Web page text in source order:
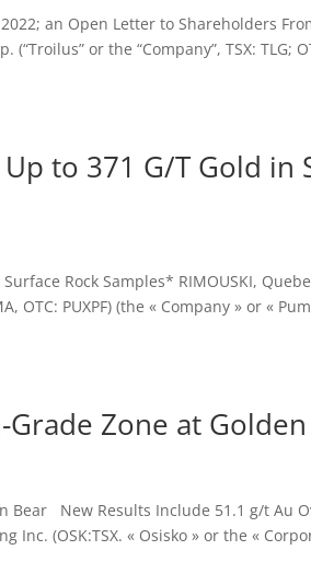
an Open Letter to Shareholders
or the “Company”, TSX: TLG;
to 371 G/T Gold in
Rock Samples* RIMOUSKI,
OTC: PUXPF) (the « Company » or «
Zone at
Bear New Results Include 51.1 g/t Au
Inc. (OSK:TSX. « Osisko » or the «